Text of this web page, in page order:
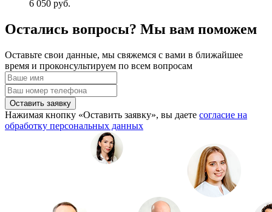
6 050 руб.
Остались вопросы? Мы вам поможем
Оставьте свои данные, мы свяжемся с вами в ближайшее
время и проконсультируем по всем вопросам
Оставить заявку
Нажимая кнопку «Оставить заявку», вы даете согласие на
обработку персональных данных